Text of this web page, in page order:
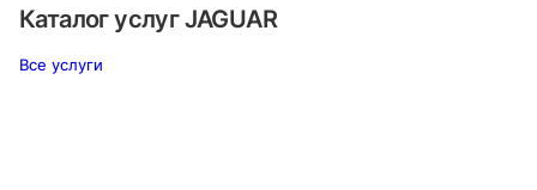
Каталог услугJAGUAR
Все услуги